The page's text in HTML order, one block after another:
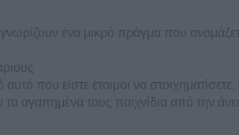
ένα μικρό πράγμα που
που είστε έτοιμοι να
αγαπημένα τους παιχνίδια από την